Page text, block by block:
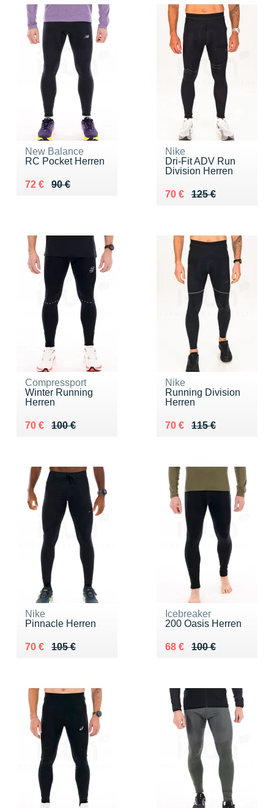
New Balance
RC Pocket Herren
90 €
Au lieu de 90 €
72 €
Vendu 72 €
Nike
Dri-Fit ADV Run
Division Herren
125 €
Au lieu de 125 €
70 €
Vendu 70 €
Compressport
Winter Running
Herren
100 €
Au lieu de 100 €
70 €
Vendu 70 €
Nike
Running Division
Herren
115 €
Au lieu de 115 €
70 €
Vendu 70 €
Nike
Pinnacle Herren
105 €
Au lieu de 105 €
70 €
Vendu 70 €
Icebreaker
200 Oasis Herren
100 €
Au lieu de 100 €
68 €
Vendu 68 €